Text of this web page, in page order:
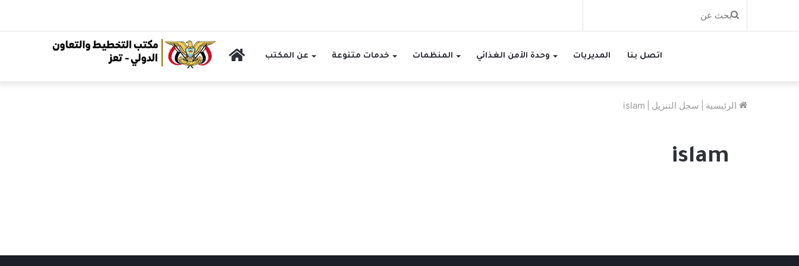
بحث
الرئيسية عن المكتب خدمات متنوعة المنظمات وحدة الأمن الغذائي المديريات اتصل بنا
الرئيسية سجل التنزيل islam
islam